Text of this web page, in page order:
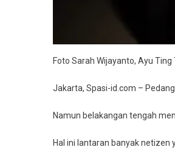
Foto Sarah Wijayanto, Ayu
Jakarta, Spasi-id.com –
Namun belakangan tengah
Hal ini lantaran banyak netizen